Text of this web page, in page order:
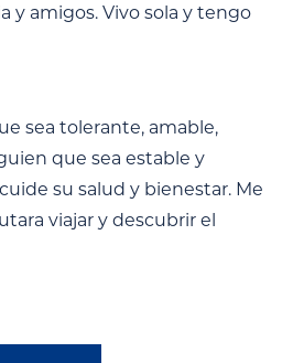
y amigos. Vivo sola y tengo
sea tolerante, amable,
que sea estable y
su salud y bienestar. Me
viajar y descubrir el